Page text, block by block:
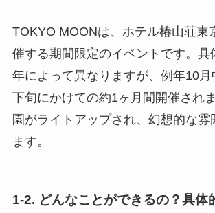
TOKYO MOONは、ホテル椿山荘東
催する期間限定のイベントです。具
年によって異なりますが、例年10月
下旬にかけての約1ヶ月間開催され
園がライトアップされ、幻想的な雰
ます。
1-2. どんなことができるの？具体